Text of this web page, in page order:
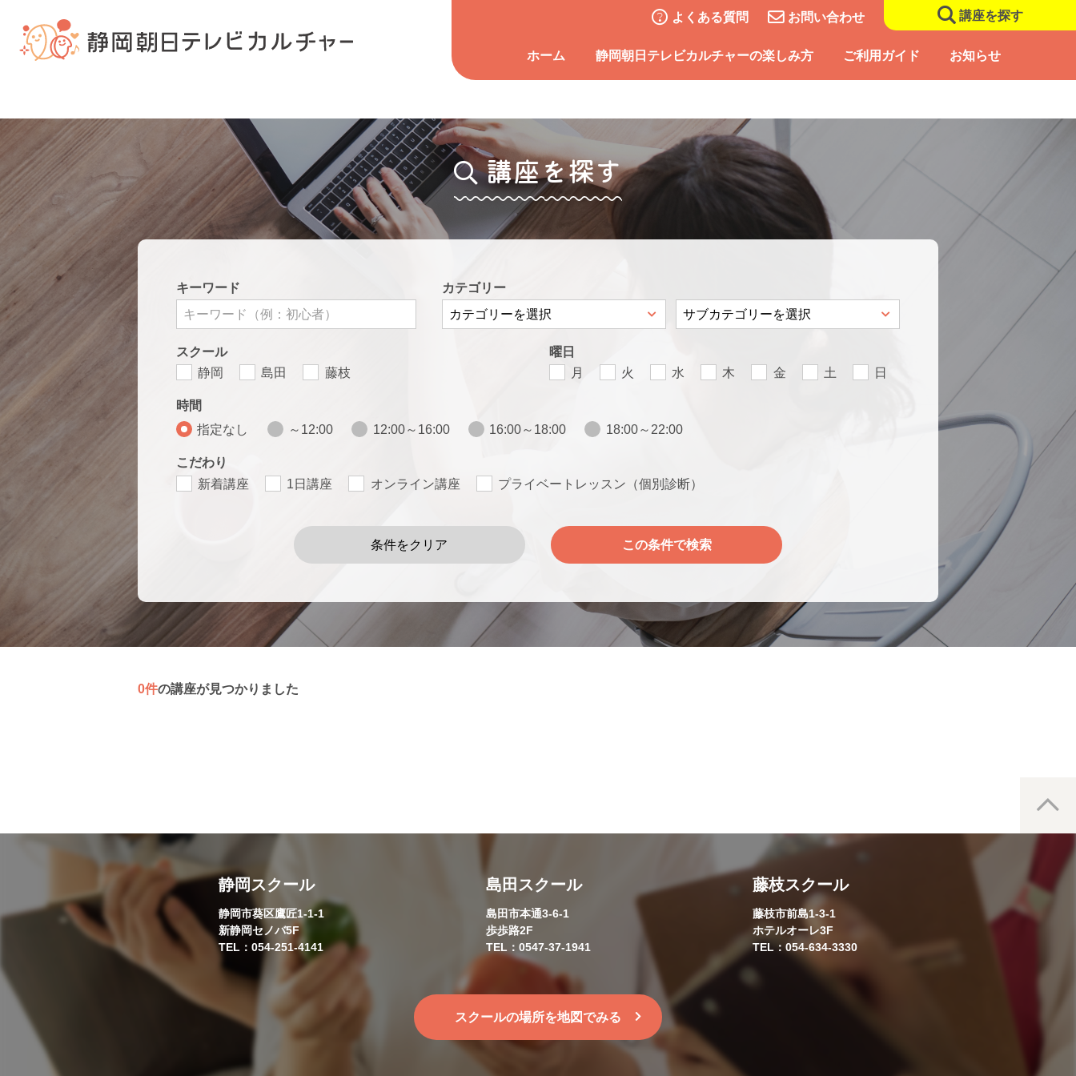
よくある質問 お問い合わせ 講座を探す
ホーム 静岡朝日テレビカルチャーの楽しみ方 ご利用ガイド お知らせ
講座を探す
キーワード カテゴリー
スクール
静岡
島田 藤枝
曜日
月
火 水 木 金 土 日
時間
指定なし
～12:00 12:00～16:00 16:00～18:00 18:00～22:00
こだわり
新着講座
1日講座 オンライン講座 プライベートレッスン（個別診断）
0件の講座が見つかりました
静岡スクール
静岡市葵区鷹匠1-1-1
新静岡セノバ5F
TEL：054-251-4141
島田スクール
島田市本通3-6-1
歩歩路2F
TEL：0547-37-1941
藤枝スクール
藤枝市前島1-3-1
ホテルオーレ3F
TEL：054-634-3330
スクールの場所を地図でみる